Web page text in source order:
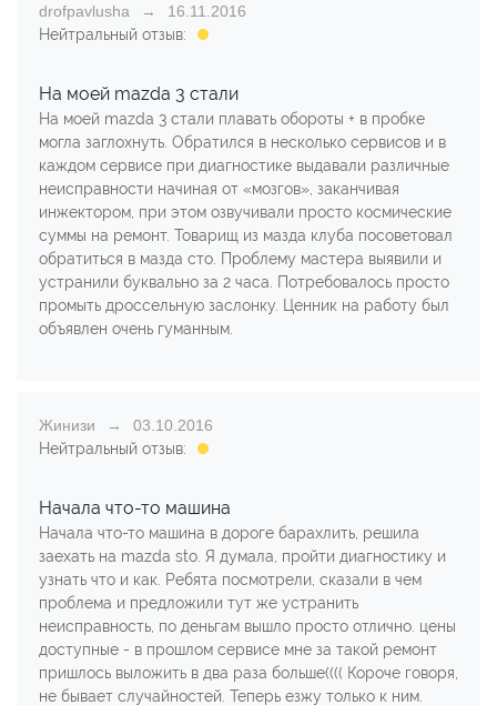
drofpavlusha
16.11.2016
Нейтральный отзыв:
На моей mazda 3 стали
На моей mazda 3 стали плавать обороты + в пробке
могла заглохнуть. Обратился в несколько сервисов и в
каждом сервисе при диагностике выдавали различные
неисправности начиная от «мозгов», заканчивая
инжектором, при этом озвучивали просто космические
суммы на ремонт. Товарищ из мазда клуба посоветовал
обратиться в мазда сто. Проблему мастера выявили и
устранили буквально за 2 часа. Потребовалось просто
промыть дроссельную заслонку. Ценник на работу был
объявлен очень гуманным.
Жинизи
03.10.2016
Нейтральный отзыв:
Начала что-то машина
Начала что-то машина в дороге барахлить, решила
заехать на mazda sto. Я думала, пройти диагностику и
узнать что и как. Ребята посмотрели, сказали в чем
проблема и предложили тут же устранить
неисправность, по деньгам вышло просто отлично. цены
доступные - в прошлом сервисе мне за такой ремонт
пришлось выложить в два раза больше(((( Короче говоря,
не бывает случайностей. Теперь езжу только к ним.